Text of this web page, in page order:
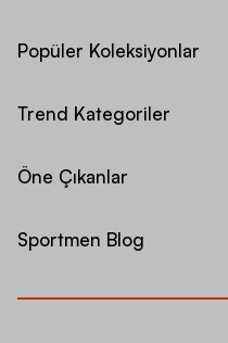
Popüler Koleksiyonlar
Trend Kategoriler
Öne Çıkanlar
Sportmen Blog